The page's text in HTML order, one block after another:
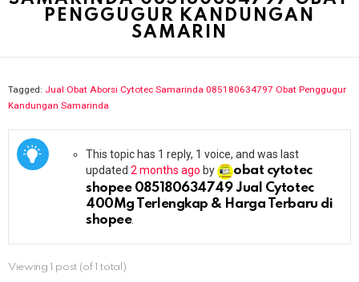
PENGGUGUR KANDUNGAN
SAMARIN
Tagged: Jual Obat Aborsi Cytotec Samarinda 085180634797 Obat Penggugur
Kandungan Samarinda
This topic has 1 reply, 1 voice, and was last
updated 2 months ago by
obat cytotec
shopee 085180634749 Jual Cytotec
400Mg Terlengkap & Harga Terbaru di
shopee.
Viewing 1 post (of 1 total)